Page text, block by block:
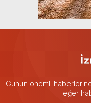
Günün önemli
eğer